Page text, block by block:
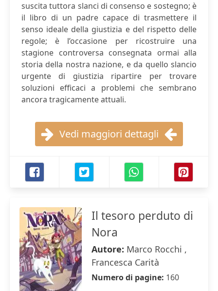
suscita tuttora slanci di consenso e sostegno; è
il libro di un padre capace di trasmettere il
senso ideale della giustizia e del rispetto delle
regole; è l’occasione per ricostruire una
stagione controversa consegnata ormai alla
storia della nostra nazione, e da quello slancio
urgente di giustizia ripartire per trovare
soluzioni efficaci a problemi che sembrano
ancora tragicamente attuali.
Vedi maggiori dettagli
Il tesoro perduto di
Nora
Autore: Marco Rocchi ,
Francesca Carità
Numero di pagine: 160